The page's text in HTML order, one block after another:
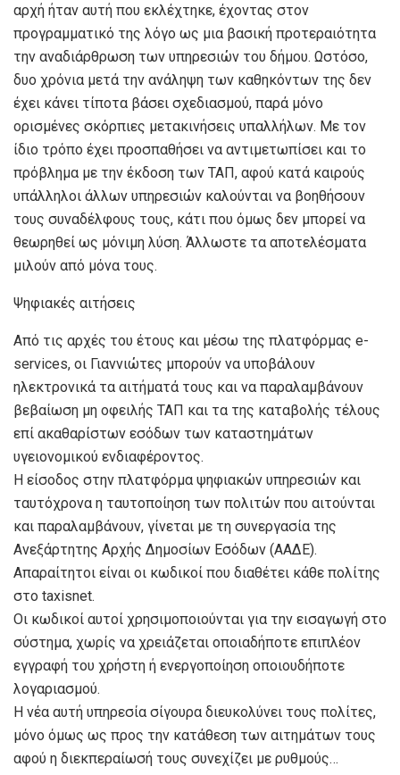
αρχή ήταν αυτή που εκλέχτηκε, έχοντας στον
προγραμματικό της λόγο ως μια βασική προτεραιότητα
την αναδιάρθρωση των υπηρεσιών του δήμου. Ωστόσο,
δυο χρόνια μετά την ανάληψη των καθηκόντων της δεν
έχει κάνει τίποτα βάσει σχεδιασμού, παρά μόνο
ορισμένες σκόρπιες μετακινήσεις υπαλλήλων. Με τον
ίδιο τρόπο έχει προσπαθήσει να αντιμετωπίσει και το
πρόβλημα με την έκδοση των ΤΑΠ, αφού κατά καιρούς
υπάλληλοι άλλων υπηρεσιών καλούνται να βοηθήσουν
τους συναδέλφους τους, κάτι που όμως δεν μπορεί να
θεωρηθεί ως μόνιμη λύση. Άλλωστε τα αποτελέσματα
μιλούν από μόνα τους.
Ψηφιακές αιτήσεις
Από τις αρχές του έτους και μέσω της πλατφόρμας e-
services, οι Γιαννιώτες μπορούν να υποβάλουν
ηλεκτρονικά τα αιτήματά τους και να παραλαμβάνουν
βεβαίωση μη οφειλής ΤΑΠ και τα της καταβολής τέλους
επί ακαθαρίστων εσόδων των καταστημάτων
υγειονομικού ενδιαφέροντος.
Η είσοδος στην πλατφόρμα ψηφιακών υπηρεσιών και
ταυτόχρονα η ταυτοποίηση των πολιτών που αιτούνται
και παραλαμβάνουν, γίνεται με τη συνεργασία της
Ανεξάρτητης Αρχής Δημοσίων Εσόδων (ΑΑΔΕ).
Απαραίτητοι είναι οι κωδικοί που διαθέτει κάθε πολίτης
στο taxisnet.
Οι κωδικοί αυτοί χρησιμοποιούνται για την εισαγωγή στο
σύστημα, χωρίς να χρειάζεται οποιαδήποτε επιπλέον
εγγραφή του χρήστη ή ενεργοποίηση οποιουδήποτε
λογαριασμού.
Η νέα αυτή υπηρεσία σίγουρα διευκολύνει τους πολίτες,
μόνο όμως ως προς την κατάθεση των αιτημάτων τους
αφού η διεκπεραίωσή τους συνεχίζει με ρυθμούς…